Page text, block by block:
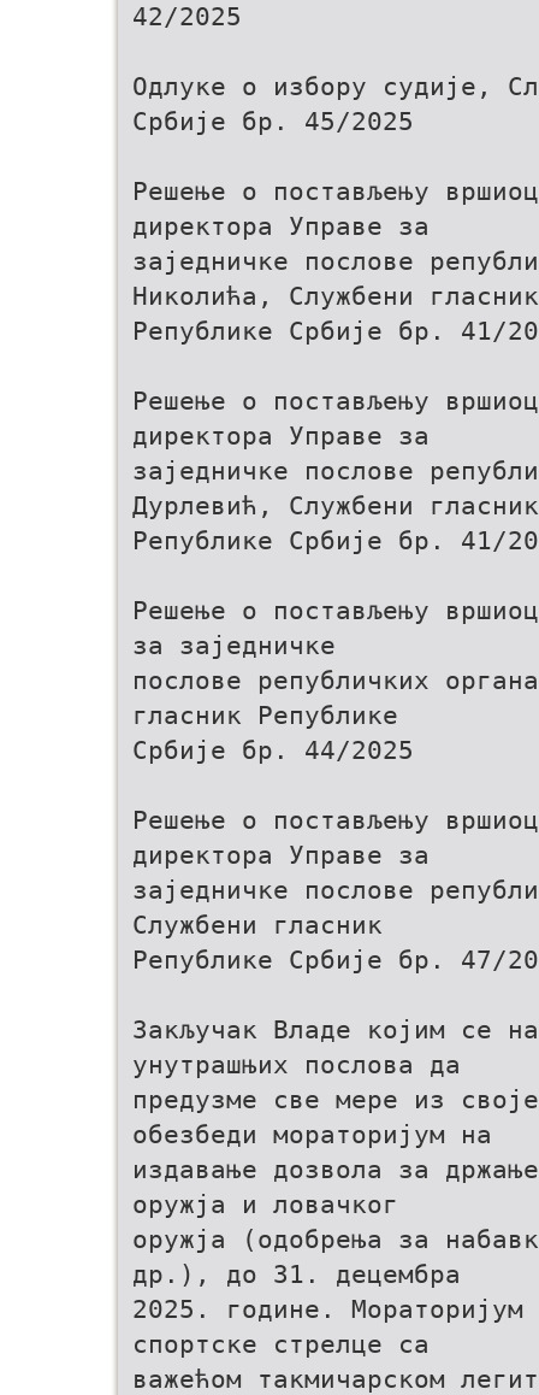
42/2025
Одлуке о избору судије,
Србије бр. 45/2025
Решење о постављењу
директора Управе за
заједничке послове
Николића, Службени гласник
Републике Србије бр. 41/
Решење о постављењу
директора Управе за
заједничке послове
Дурлевић, Службени гласник
Републике Србије бр. 41/
Решење о постављењу
за заједничке
послове републичких
гласник Републике
Србије бр. 44/2025
Решење о постављењу
директора Управе за
заједничке послове
Службени гласник
Републике Србије бр. 47/
Закључак Владе којим се
унутрашњих послова да
предузме све мере из
обезбеди мораторијум на
издавање дозвола за
оружја и ловачког
оружја (одобрења за
др.), до 31. децембра
2025. године.
спортске стрелце са
важећом такмичарском